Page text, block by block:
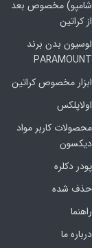
شامپو) مخصوص بعد
از کراتین
لوسیون بدن برند
PARAMOUNT
ابزار مخصوص کراتین
اولاپلکس
محصولات کاربر مواد
دیکسون
پودر دکلره
حذف شده
راهنما
درباره ما